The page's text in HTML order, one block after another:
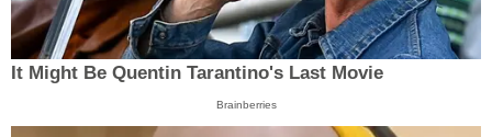
It Might Be Quentin Tarantino's Last Movie
Brainberries